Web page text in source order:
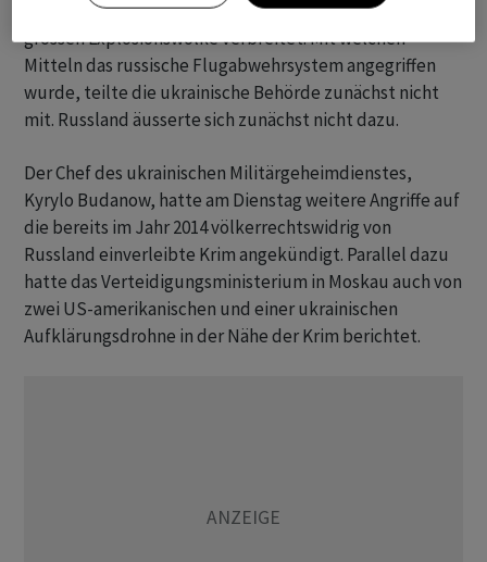
sozialen Netzwerken wurden zudem Bilder von einer
grossen Explosionswolke verbreitet. Mit welchen
Mitteln das russische Flugabwehrsystem angegriffen
wurde, teilte die ukrainische Behörde zunächst nicht
mit. Russland äusserte sich zunächst nicht dazu.
Der Chef des ukrainischen Militärgeheimdienstes,
Kyrylo Budanow, hatte am Dienstag weitere Angriffe auf
die bereits im Jahr 2014 völkerrechtswidrig von
Russland einverleibte Krim angekündigt. Parallel dazu
hatte das Verteidigungsministerium in Moskau auch von
zwei US-amerikanischen und einer ukrainischen
Aufklärungsdrohne in der Nähe der Krim berichtet.